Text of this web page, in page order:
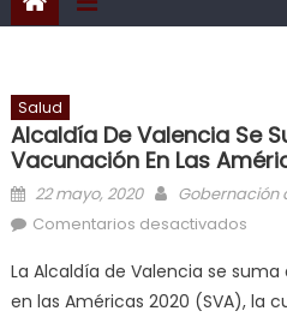
Salud
Alcaldía De Valencia Se
Vacunación En Las
Posted on
22 mayo, 2020 Author
Gobernación
Comentarios desactivados
La Alcaldía de Valencia se
en las Américas 2020 (SVA), la